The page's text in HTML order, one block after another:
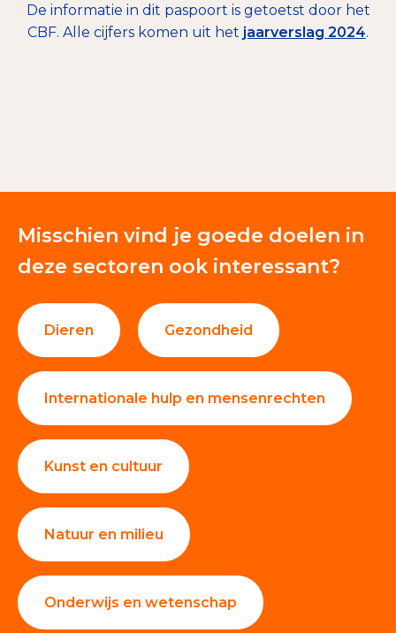
De informatie in dit paspoort is getoetst door het
CBF. Alle cijfers komen uit het jaarverslag 2024.
Misschien vind je goede doelen in
deze sectoren ook interessant?
Dieren Gezondheid
Internationale hulp en mensenrechten
Kunst en cultuur
Natuur en milieu
Onderwijs en wetenschap